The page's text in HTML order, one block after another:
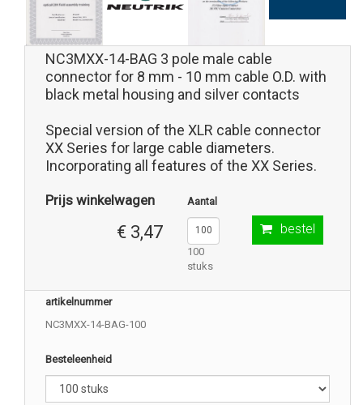
NC3MXX-14-BAG 3 pole male cable
connector for 8 mm - 10 mm cable O.D. with
black metal housing and silver contacts
Special version of the XLR cable connector
XX Series for large cable diameters.
Incorporating all features of the XX Series.
Prijs winkelwagen
€ 3,47
Aantal
100
stuks
bestel
artikelnummer
NC3MXX-14-BAG-100
Besteleenheid